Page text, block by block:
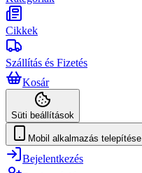
Cikkek
Szállítás és Fizetés
Kosár
Süti beállítások
Mobil alkalmazás telepítése
Bejelentkezés